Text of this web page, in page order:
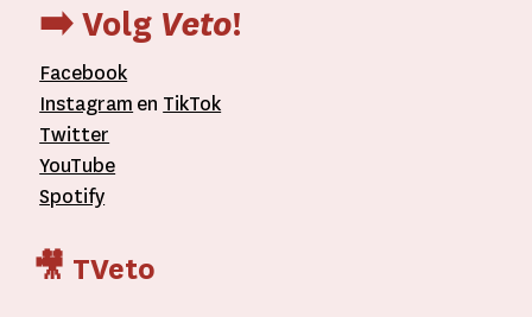
➡️ Volg Veto!
Facebook
Instagram en TikTok
Twitter
YouTube
Spotify
🎥 TVeto